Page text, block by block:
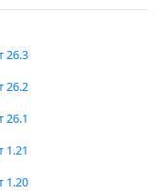
26.3
26.2
1.20